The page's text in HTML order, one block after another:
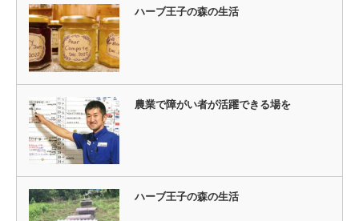
ハーブ王子の森の生活
農業で障がい者が活躍できる場を
ハーブ王子の森の生活